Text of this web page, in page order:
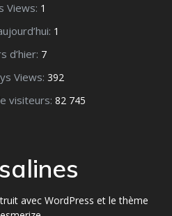
Views: 1
1
d’hier: 7
Views: 392
visiteurs: 82 745
avec WordPress et lethème